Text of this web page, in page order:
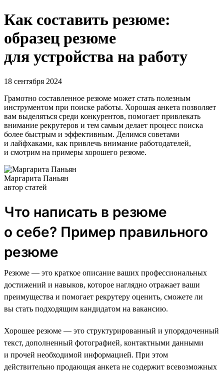
Как составить резюме:
образец резюме
для устройства на работу
18 сентября 2024
Грамотно составленное резюме может стать полезным
инструментом при поиске работы. Хорошая анкета позволяет
вам выделяться среди конкурентов, помогает привлекать
внимание рекрутеров и тем самым делает процесс поиска
более быстрым и эффективным. Делимся советами
и лайфхаками, как привлечь внимание работодателей,
и смотрим на примеры хорошего резюме.
Маргарита Паньян
автор статей
Что написать в резюме
о себе? Пример правильного
резюме
Резюме — это краткое описание ваших профессиональных
достижений и навыков, которое наглядно отражает ваши
преимущества и помогает рекрутеру оценить, сможете ли
вы стать подходящим кандидатом на вакансию.
Хорошее резюме — это структурированный и упорядоченный
текст, дополненный фотографией, контактными данными
и прочей необходимой информацией. При этом
действительно продающая анкета не содержит всевозможных